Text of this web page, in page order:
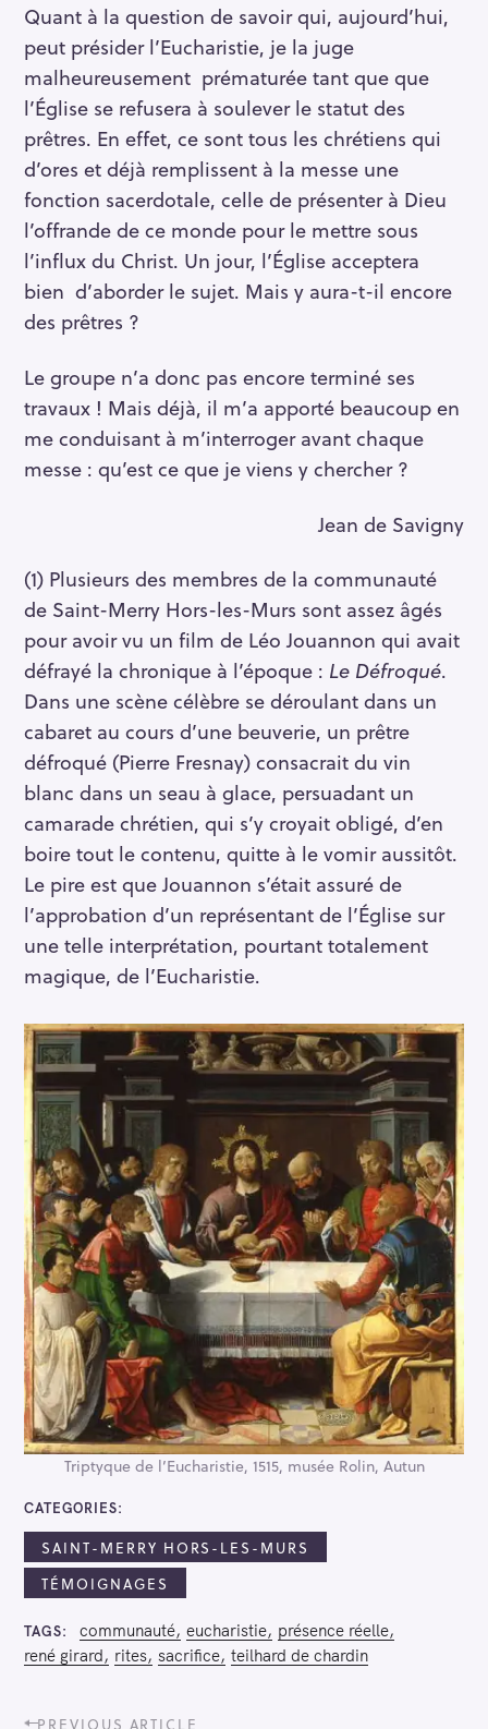
Quant à la question de savoir qui, aujourd’hui,
peut présider l’Eucharistie, je la juge
malheureusement prématurée tant que que
l’Église se refusera à soulever le statut des
prêtres. En effet, ce sont tous les chrétiens qui
d’ores et déjà remplissent à la messe une
fonction sacerdotale, celle de présenter à Dieu
l’offrande de ce monde pour le mettre sous
l’influx du Christ. Un jour, l’Église acceptera
bien d’aborder le sujet. Mais y aura-t-il encore
des prêtres ?
Le groupe n’a donc pas encore terminé ses
travaux ! Mais déjà, il m’a apporté beaucoup en
me conduisant à m’interroger avant chaque
messe : qu’est ce que je viens y chercher ?
Jean de Savigny
(1) Plusieurs des membres de la communauté
de Saint-Merry Hors-les-Murs sont assez âgés
pour avoir vu un film de Léo Jouannon qui avait
défrayé la chronique à l’époque : Le Défroqué.
Dans une scène célèbre se déroulant dans un
cabaret au cours d’une beuverie, un prêtre
défroqué (Pierre Fresnay) consacrait du vin
blanc dans un seau à glace, persuadant un
camarade chrétien, qui s’y croyait obligé, d’en
boire tout le contenu, quitte à le vomir aussitôt.
Le pire est que Jouannon s’était assuré de
l’approbation d’un représentant de l’Église sur
une telle interprétation, pourtant totalement
magique, de l’Eucharistie.
Triptyque de l’Eucharistie, 1515, musée Rolin, Autun
CATEGORIES
SAINT-MERRY HORS-LES-MURS
TÉMOIGNAGES
TAGS communauté eucharistie
présence réelle
rené girard
rites sacrifice teilhard de chardin
PPREVIOUS ARTICLE
S
e
a
r
c
h
r
: